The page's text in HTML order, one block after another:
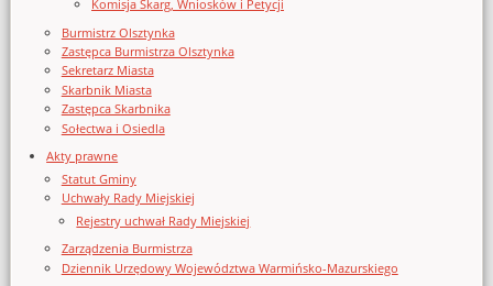
Komisja Skarg, Wniosków i Petycji
Burmistrz Olsztynka
Zastępca Burmistrza Olsztynka
Sekretarz Miasta
Skarbnik Miasta
Zastępca Skarbnika
Sołectwa i Osiedla
Akty prawne
Statut Gminy
Uchwały Rady Miejskiej
Rejestry uchwał Rady Miejskiej
Zarządzenia Burmistrza
Dziennik Urzędowy Województwa Warmińsko-Mazurskiego